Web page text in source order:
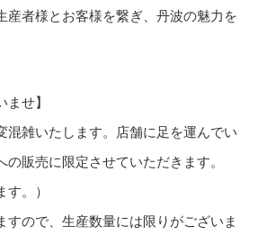
産者様とお客様を繋ぎ、丹波の魅力を
ませ】
雑いたします。店舗に足を運んでい
の販売に限定させていただきます。
す。）
ので、生産数量には限りがございま